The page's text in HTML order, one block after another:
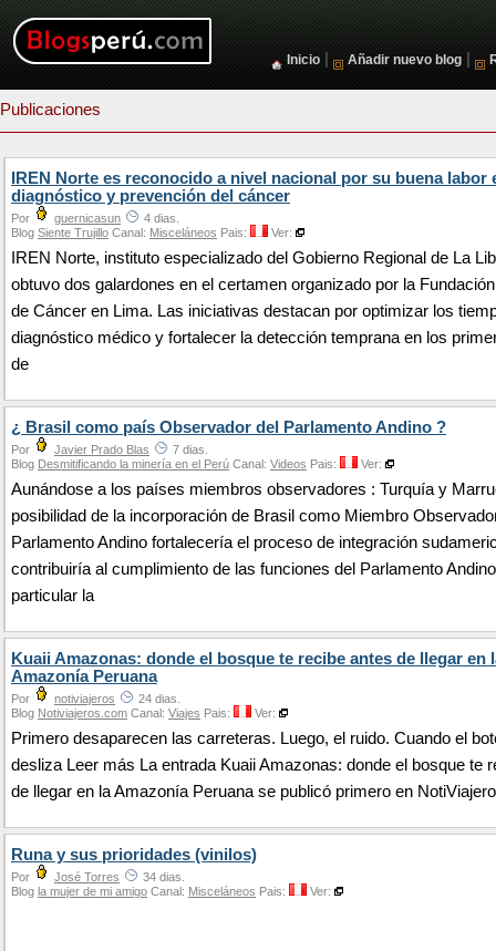
Inicio Añadir nuevo blog
Publicaciones
IREN Norte es reconocido a nivel nacional por su buena labor
diagnóstico y prevención del cáncer
Por guernicasun
4 dias.
Blog Siente Trujillo Canal: Misceláneos Pais: Ver:
IREN Norte, instituto especializado del Gobierno Regional de La
obtuvo dos galardones en el certamen organizado por la
de Cáncer en Lima. Las iniciativas destacan por optimizar los
diagnóstico médico y fortalecer la detección temprana en los
de
¿ Brasil como país Observador del Parlamento Andino ?
Por Javier Prado Blas
7 dias.
Blog Desmitificando la minería en el Perú Canal: Videos Pais: Ver:
Aunándose a los países miembros observadores : Turquía y
posibilidad de la incorporación de Brasil como Miembro
Parlamento Andino fortalecería el proceso de integración
contribuiría al cumplimiento de las funciones del Parlamento
particular la
Kuaii Amazonas: donde el bosque te recibe antes de llegar en
Amazonía Peruana
Por notiviajeros
24 dias.
Blog Notiviajeros.com Canal: Viajes Pais: Ver:
Primero desaparecen las carreteras. Luego, el ruido. Cuando el
desliza Leer más La entrada Kuaii Amazonas: donde el bosque te
de llegar en la Amazonía Peruana se publicó primero en
Runa y sus prioridades (vinilos)
Por José Torres
34 dias.
Blog la mujer de mi amigo Canal: Misceláneos Pais: Ver: